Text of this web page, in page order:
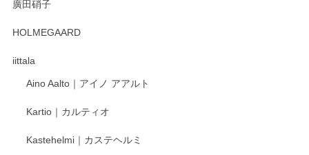
廣田硝子
HOLMEGAARD
iittala
Aino Aalto｜アイノ アアルト
Kartio｜カルティオ
Kastehelmi｜カステヘルミ